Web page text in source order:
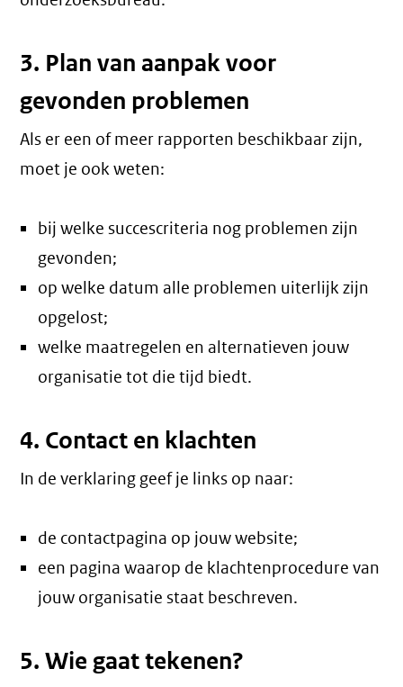
3. Plan van aanpak voor
gevonden problemen
Als er een of meer rapporten beschikbaar zijn,
moet je ook weten:
bij welke succescriteria nog problemen zijn
gevonden;
op welke datum alle problemen uiterlijk zijn
opgelost;
welke maatregelen en alternatieven jouw
organisatie tot die tijd biedt.
4. Contact en klachten
In de verklaring geef je links op naar:
de contactpagina op jouw website;
een pagina waarop de klachtenprocedure van
jouw organisatie staat beschreven.
5. Wie gaat tekenen?